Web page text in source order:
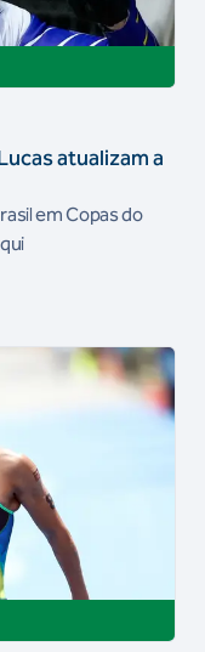
atualizam a
em Copas do